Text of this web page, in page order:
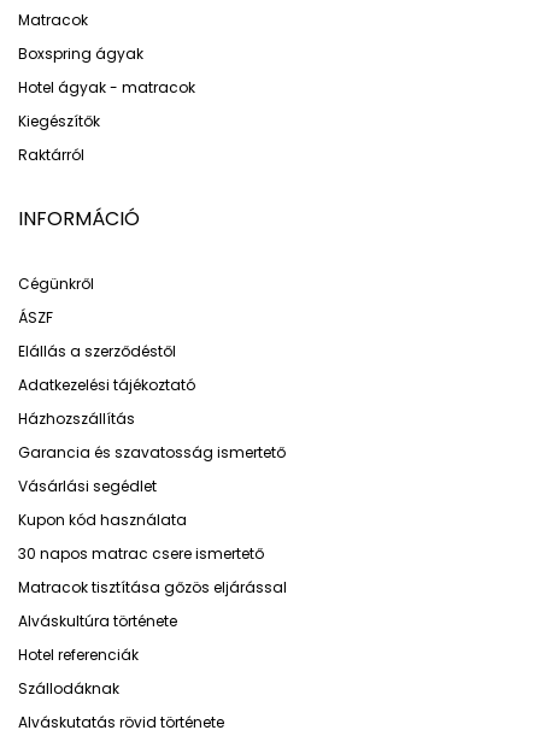
Matracok
Boxspring ágyak
Hotel ágyak - matracok
Kiegészítők
Raktárról
INFORMÁCIÓ
Cégünkről
ÁSZF
Elállás a szerződéstől
Adatkezelési tájékoztató
Házhozszállítás
Garancia és szavatosság ismertető
Vásárlási segédlet
Kupon kód használata
30 napos matrac csere ismertető
Matracok tisztítása gőzös eljárással
Alváskultúra története
Hotel referenciák
Szállodáknak
Alváskutatás rövid története